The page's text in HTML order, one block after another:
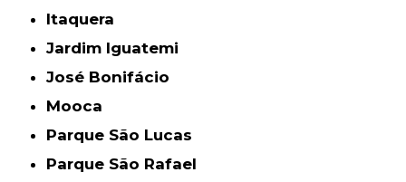
Itaquera
Jardim Iguatemi
José Bonifácio
Mooca
Parque São Lucas
Parque São Rafael